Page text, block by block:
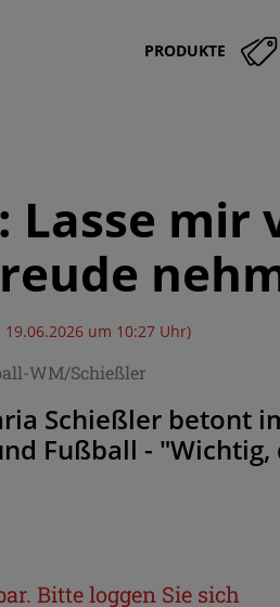
PRODUKTE
mir
um 10:27 Uhr)
WM/Schießler
Schießler betont
Fußball -
Bitte loggen Sie sich